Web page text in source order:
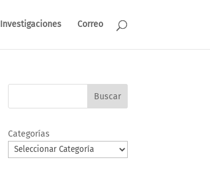
Investigaciones Correo
Buscar
Categorías